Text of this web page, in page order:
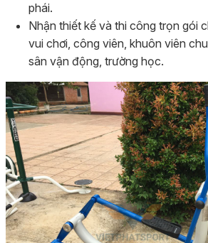
phái.
Nhận thiết kế và thi công trọn gói
vui chơi, công viên, khuôn viên
sân vận động, trường học.